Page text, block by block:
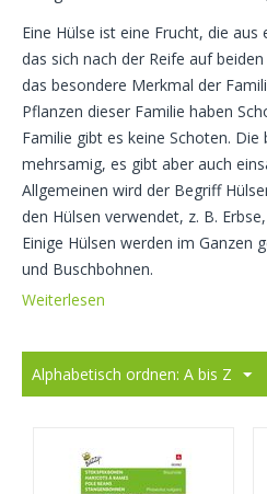
Eine Hülse ist eine Frucht, die
das sich nach der Reife auf
das besondere Merkmal der
Pflanzen dieser Familie haben
Familie gibt es keine Schoten.
mehrsamig, es gibt aber auch
Allgemeinen wird der Begriff
den Hülsen verwendet, z. B.
Einige Hülsen werden im Ganzen
und Buschbohnen.
Weiterlesen
Alphabetisch ordnen: A bis Z